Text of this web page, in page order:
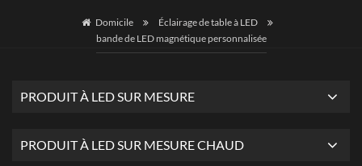
Domicile
Éclairage de table à LED
bande de LED magnétique personnalisée
PRODUIT À LED SUR MESURE
PRODUIT À LED SUR MESURE CHAUD